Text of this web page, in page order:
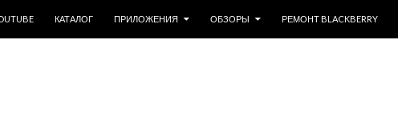
КАТАЛОГ ПРИЛОЖЕНИЯ ОБЗОРЫ РЕМОНТ BLACKBERRY